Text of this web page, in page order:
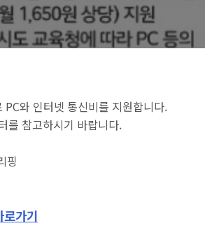
와 인터넷 통신비를 지원합니다.
를 참고하시기 바랍니다.
핑
가기